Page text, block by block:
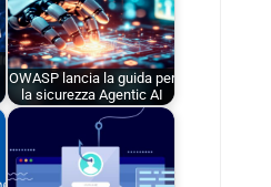
OWASP lancia la guida per
la sicurezza Agentic AI